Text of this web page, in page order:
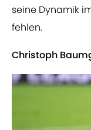
seine Dynamik
fehlen.
Christoph